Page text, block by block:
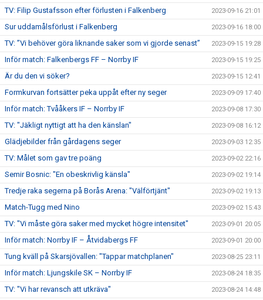
TV: Filip Gustafsson efter förlusten i Falkenberg 2023-09-16 21:01
Sur uddamålsförlust i Falkenberg 2023-09-16 18:00
TV: ”Vi behöver göra liknande saker som vi gjorde senast” 2023-09-15 19:28
Inför match: Falkenbergs FF – Norrby IF 2023-09-15 19:25
Är du den vi söker? 2023-09-15 12:41
Formkurvan fortsätter peka uppåt efter ny seger 2023-09-09 17:40
Inför match: Tvååkers IF – Norrby IF 2023-09-08 17:30
TV: "Jäkligt nyttigt att ha den känslan" 2023-09-08 16:12
Glädjebilder från gårdagens seger 2023-09-03 12:35
TV: Målet som gav tre poäng 2023-09-02 22:16
Semir Bosnic: "En obeskrivlig känsla" 2023-09-02 19:14
Tredje raka segerna på Borås Arena: "Välförtjänt" 2023-09-02 19:13
Match-Tugg med Nino 2023-09-02 15:43
TV: "Vi måste göra saker med mycket högre intensitet" 2023-09-01 20:05
Inför match: Norrby IF – Åtvidabergs FF 2023-09-01 20:00
Tung kväll på Skarsjövallen: "Tappar matchplanen" 2023-08-25 23:11
Inför match: Ljungskile SK – Norrby IF 2023-08-24 18:35
TV: "Vi har revansch att utkräva" 2023-08-24 14:48